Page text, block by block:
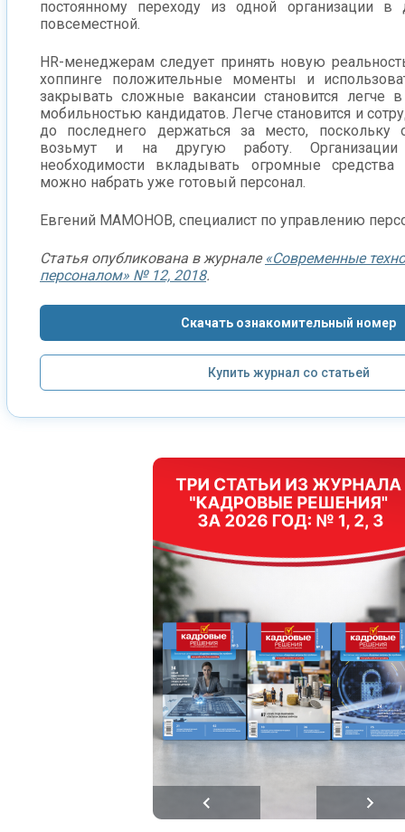
постоянному переходу из одной организации в
повсеместной.
HR-менеджерам следует принять новую
хоппинге положительные моменты и
закрывать сложные вакансии становится легче
мобильностью кандидатов. Легче становится и
до последнего держаться за место, поскольку
возьмут и на другую работу. Организации
необходимости вкладывать огромные
можно набрать уже готовый персонал.
Евгений МАМОНОВ, специалист по управлению
Статья опубликована в журнале «Современные
персоналом» № 12, 2018.
Скачать ознакомительный номер
Купить журнал со статьей